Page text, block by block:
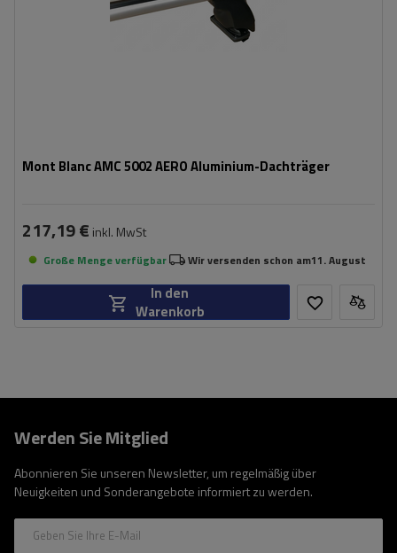
Mont Blanc AMC 5002 AERO Aluminium-Dachträger
217,19 € inkl. MwSt
Große Menge verfügbar Wir versenden schon am11. August
In den
Warenkorb
Werden Sie Mitglied
Abonnieren Sie unseren Newsletter, um regelmäßig über
Neuigkeiten und Sonderangebote informiert zu werden.
Geben Sie Ihre E-Mail